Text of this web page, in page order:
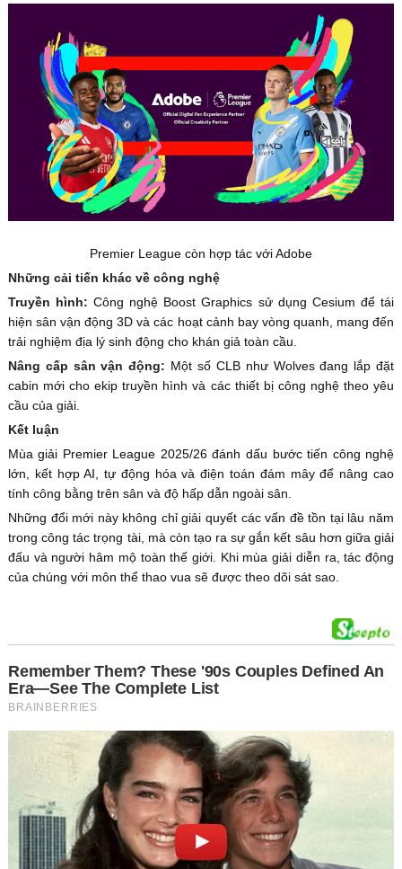
Premier League còn hợp tác với Adobe
Những cải tiến khác về công nghệ
Truyền hình:Công nghệ Boost Graphics sử dụng Cesium để tái
hiện sân vận động 3D và các hoạt cảnh bay vòng quanh, mang đến
trải nghiệm địa lý sinh động cho khán giả toàn cầu.
Nâng cấp sân vận động: Một số CLB như Wolves đang lắp đặt
cabin mới cho ekip truyền hình và các thiết bị công nghệ theo yêu
cầu của giải.
Kết luận
Mùa giải Premier League 2025/26 đánh dấu bước tiến công nghệ
lớn, kết hợp AI, tự động hóa và điện toán đám mây để nâng cao
tính công bằng trên sân và độ hấp dẫn ngoài sân.
Những đổi mới này không chỉ giải quyết các vấn đề tồn tại lâu năm
trong công tác trọng tài, mà còn tạo ra sự gắn kết sâu hơn giữa giải
đấu và người hâm mộ toàn thế giới. Khi mùa giải diễn ra, tác động
của chúng với môn thể thao vua sẽ được theo dõi sát sao.